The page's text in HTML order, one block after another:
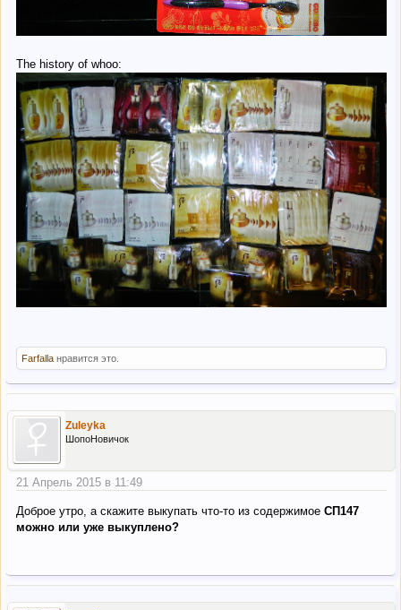
The history of whoo:
Farfalla нравится это.
Zuleyka
ШопоНовичок
21 Апрель 2015 в 11:49
Доброе утро, а скажите выкупать что-то из содержимое СП147
можно или уже выкуплено?